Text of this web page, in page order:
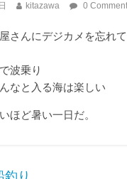
kitazawa 0 Comment
さんにデジカメを忘れ
波乗り
なと入る海は楽しい
ほど暑い一日だ。